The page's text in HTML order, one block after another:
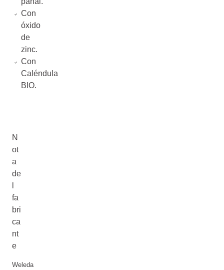
Con
óxido
de
zinc.
Con
Caléndula
BIO.
N
ot
a
de
fa
bri
ca
nt
e
Weleda